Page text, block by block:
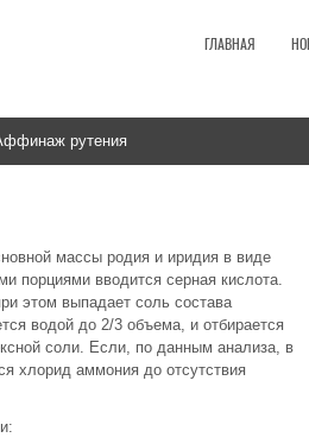
ГЛАВНАЯ
рутения
массы родия и иридия в виде
порциями вводится серная кислота.
этом выпадает соль состава
водой до 2/3 объема, и отбирается
соли. Если, по данным анализа, в
хлорид аммония до отсутствия